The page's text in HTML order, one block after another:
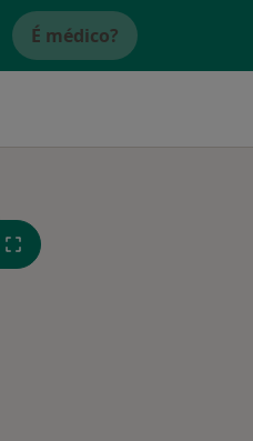
É médico?
Qui,
13 Ago